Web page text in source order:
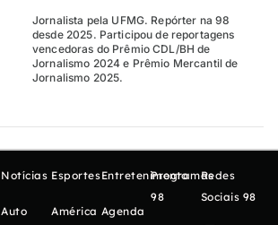
Jornalista pela UFMG. Repórter na 98
desde 2025. Participou de reportagens
vencedoras do Prêmio CDL/BH de
Jornalismo 2024 e Prêmio Mercantil de
Jornalismo 2025.
Notícias
Auto
Esportes
América
Entretenimento
Agenda
Programas
98
Redes
Sociais 98